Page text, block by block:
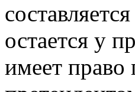
остается у
имеет право